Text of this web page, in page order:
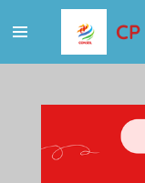
au
CP